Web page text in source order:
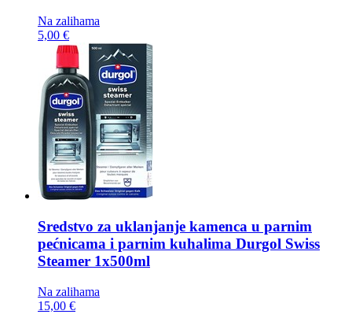
Na zalihama
5,00 €
Sredstvo za uklanjanje kamenca u parnim
pećnicama i parnim kuhalima Durgol Swiss
Steamer 1x500ml
Na zalihama
15,00 €